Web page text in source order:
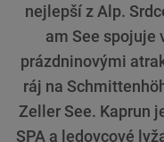
nejlepší z Alp.
am See spojuje
prázdninovými
ráj na
Zeller See. Kaprun
SPA a ledovcové